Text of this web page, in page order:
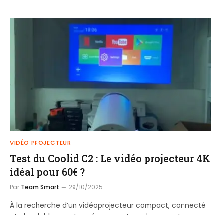
VIDÉO PROJECTEUR
Test du Coolid C2 : Le vidéo projecteur 4K
idéal pour 60€ ?
Par Team Smart 29/10/2025
À la recherche d’un vidéoprojecteur compact, connecté